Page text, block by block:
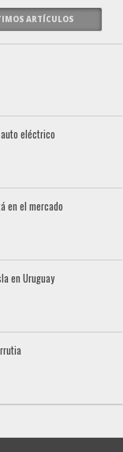
ARTÍCULOS
eléctrico
en el mercado
en Uruguay